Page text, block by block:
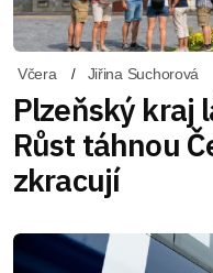
Včera Jiřina Suchorová
Plzeňský kraj
Růst táhnou
zkracují